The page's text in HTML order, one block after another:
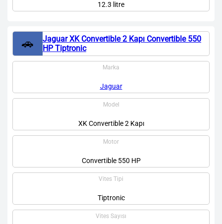
12.3 litre
🚗
Jaguar XK Convertible 2 Kapı Convertible 550
HP Tiptronic
Marka
Jaguar
Model
XK Convertible 2 Kapı
Motor
Convertible 550 HP
Vites Tipi
Tiptronic
Vites Sayısı